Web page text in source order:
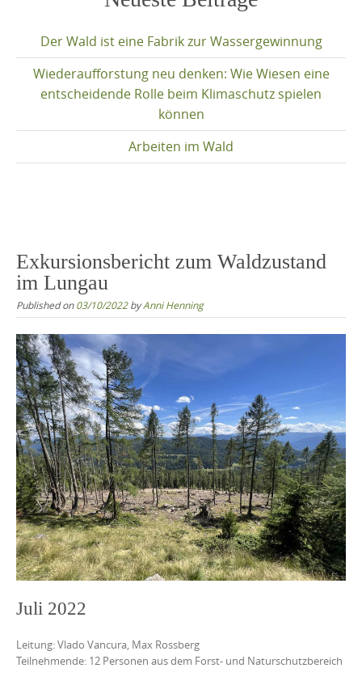
Der Wald ist eine Fabrik zur Wassergewinnung
Wiederaufforstung neu denken: Wie Wiesen eine
entscheidende Rolle beim Klimaschutz spielen
können
Arbeiten im Wald
Exkursionsbericht zum Waldzustand
im Lungau
Published on03/10/2022byAnni Henning
Juli 2022
Leitung: Vlado Vancura, Max Rossberg
Teilnehmende: 12 Personen aus dem Forst- und Naturschutzbereich